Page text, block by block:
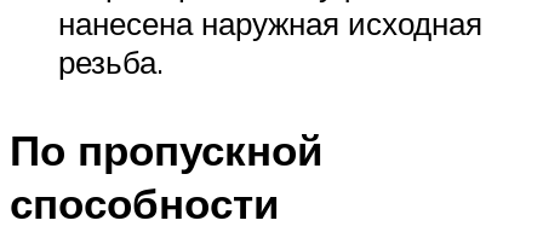
нанесена наружная исходная
резьба.
По пропускной
способности